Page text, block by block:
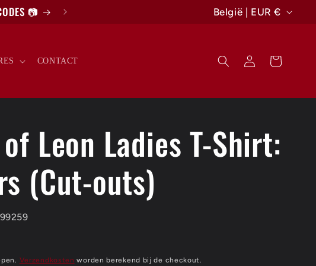
📷 14 DAGEN BEDENKTERMIJN ⌛
/
e
België | EUR €
CONTACT InloggenWinkelwagen
Leon Ladies T-Shirt:
(Cut-outs)
Verzendkosten worden berekend bij de checkout.